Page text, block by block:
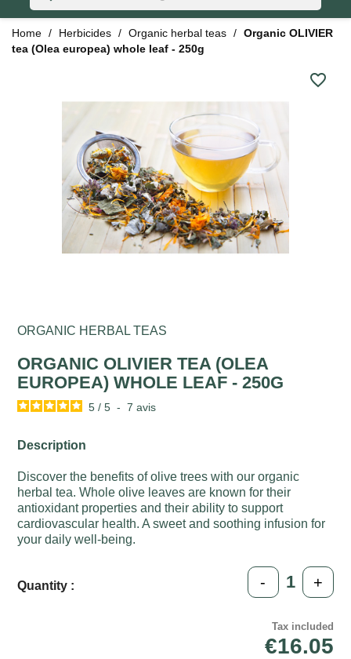
Home Herbicides Organic herbal teas
Organic OLIVIER
tea (Olea europea) whole leaf - 250g
favorite_border
ORGANIC HERBAL TEAS
ORGANIC OLIVIER TEA (OLEA
EUROPEA) WHOLE LEAF - 250G
5 / 5 - 7avis
Description
Discover the benefits of olive trees with our organic
herbal tea. Whole olive leaves are known for their
antioxidant properties and their ability to support
cardiovascular health. A sweet and soothing infusion for
your daily well-being.
Quantity : - +
Tax included
€16.05